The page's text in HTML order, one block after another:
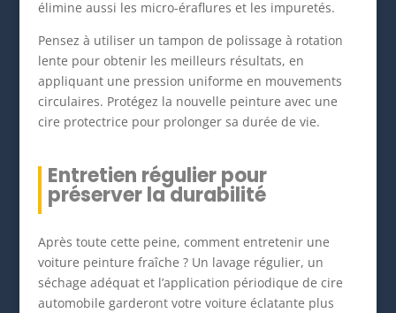
élimine aussi les micro-éraflures et les impuretés.
Pensez à utiliser un tampon de polissage à rotation
lente pour obtenir les meilleurs résultats, en
appliquant une pression uniforme en mouvements
circulaires. Protégez la nouvelle peinture avec une
cire protectrice pour prolonger sa durée de vie.
Entretien régulier pour
préserver la durabilité
Après toute cette peine, comment entretenir une
voiture peinture fraîche ? Un lavage régulier, un
séchage adéquat et l’application périodique de cire
automobile garderont votre voiture éclatante plus